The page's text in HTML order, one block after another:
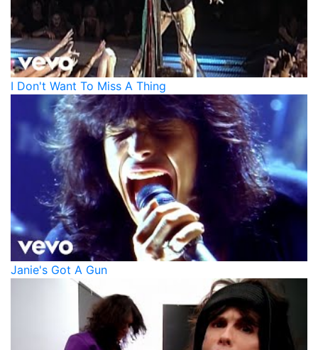
I Don't Want To Miss A Thing
Janie's Got A Gun